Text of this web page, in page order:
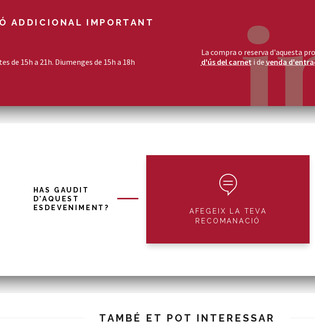
ADDICIONAL IMPORTANT
de 15h a 21h. Diumenges de 15h a 18h
La compra o reserva d'aquesta
d'ús del carnet i de venda
HAS GAUDIT
D'AQUEST
ESDEVENIMENT?
AFEGEIX LA TEVA
RECOMANACIÓ
TAMBÉ ET POT INTERESSAR